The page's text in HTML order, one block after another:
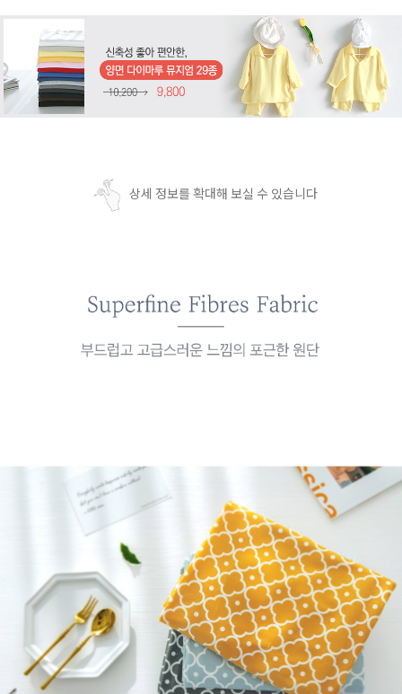
상세 정보를 확대해 보실 수 있습니다